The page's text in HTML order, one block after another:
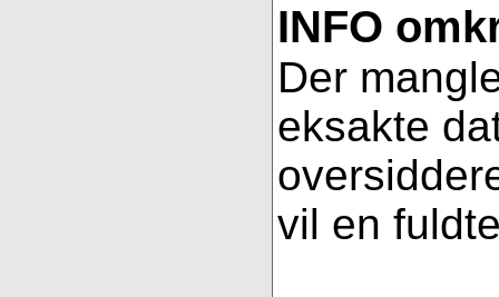
INFO
Der
eksakte
vil en